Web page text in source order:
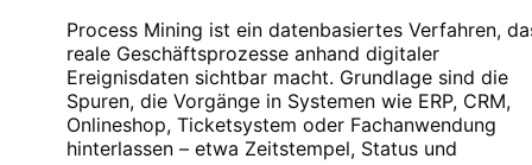
Process Mining ist ein datenbasiertes Verfahren,
reale Geschäftsprozesse anhand digitaler
Ereignisdaten sichtbar macht. Grundlage sind die
Spuren, die Vorgänge in Systemen wie ERP, CRM,
Onlineshop, Ticketsystem oder Fachanwendung
hinterlassen – etwa Zeitstempel, Status und